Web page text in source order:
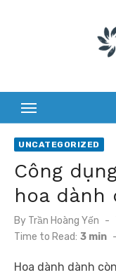
UNCATEGORIZED
Công
hoa dành
By Trần Hoàng Yến
Time to Read: 3 min -
Hoa dành dành